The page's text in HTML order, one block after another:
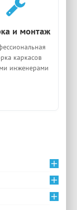
и монтаж
каркасов
инженерами